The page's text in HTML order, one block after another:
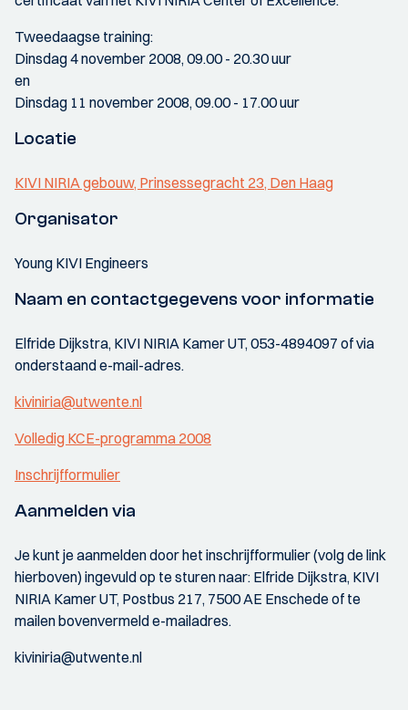
Tweedaagse training:
Dinsdag 4 november 2008, 09.00 - 20.30 uur
en
Dinsdag 11 november 2008, 09.00 - 17.00 uur
Locatie
KIVI NIRIA gebouw, Prinsessegracht 23, Den Haag
Organisator
Young KIVI Engineers
Naam en contactgegevens voor informatie
Elfride Dijkstra, KIVI NIRIA Kamer UT, 053-4894097 of via
onderstaand e-mail-adres.
kiviniria@utwente.nl
Volledig KCE-programma 2008
Inschrijfformulier
Aanmelden via
Je kunt je aanmelden door het inschrijfformulier (volg de link
hierboven) ingevuld op te sturen naar: Elfride Dijkstra, KIVI
NIRIA Kamer UT, Postbus 217, 7500 AE Enschede of te
mailen bovenvermeld e-mailadres.
kiviniria@utwente.nl